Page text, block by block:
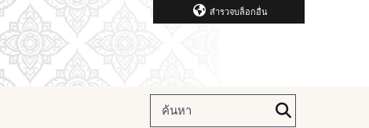
สำรวจบล็อกอื่น